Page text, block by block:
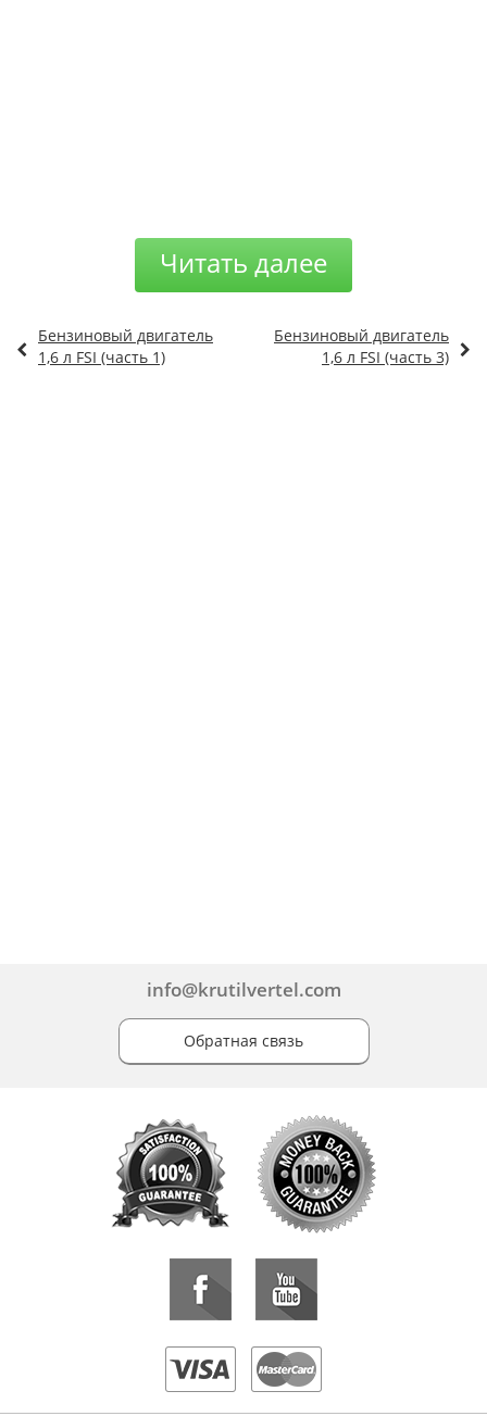
Читать далее
Бензиновый двигатель
1,6 л FSI (часть 1)
Бензиновый двигатель
1,6 л FSI (часть 3)
info@krutilvertel.com
Обратная связь